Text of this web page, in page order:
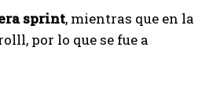
sprint, mientras que en la
por lo que se fue a